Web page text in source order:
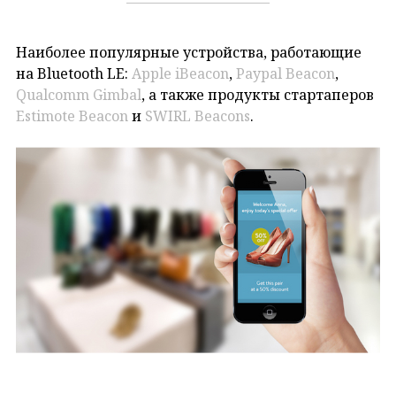
Наиболее популярные устройства, работающие
на Bluetooth LE: Apple iBeacon,Paypal Beacon,
Qualcomm Gimbal, a также продукты стартаперов
Estimote Beaconи SWIRL Beacons.